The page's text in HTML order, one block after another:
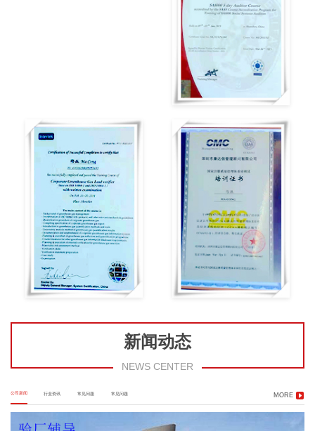
新闻动态
NEWS CENTER
公司新闻 行业资讯 常见问题 常见问题 MORE